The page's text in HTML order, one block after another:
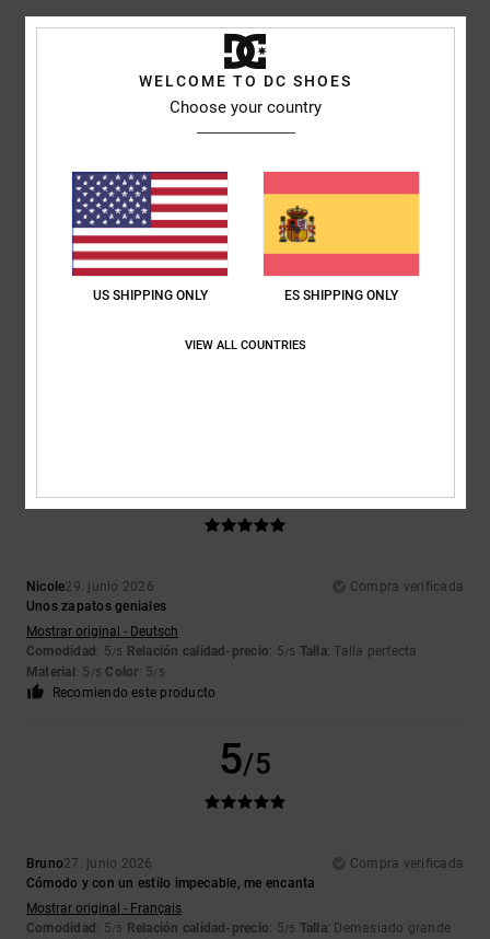
Mostrar original - Français
Relación calidad-precio: 2 Talla
5
5
Nicole29. junio 2026
Compra verificada
Unos zapatos geniales
Mostrar original - Deutsch
Comodidad : 5/5 Relación calidad-precio: 5/5 Talla: Talla perfecta
Material : 5 /5 Color: 5/5
Recomiendo este producto
5/5
Bruno27. junio 2026
Compra verificada
Cómodo y con un estilo impecable, me encanta
Mostrar original - Français
Comodidad : 5/5 Relación calidad-precio: 5/5 Talla: Demasiado grande
WELCOME TO DC SHOES
Choose your country
US SHIPPING ONLY ES SHIPPING ONLY
VIEW ALL COUNTRIES